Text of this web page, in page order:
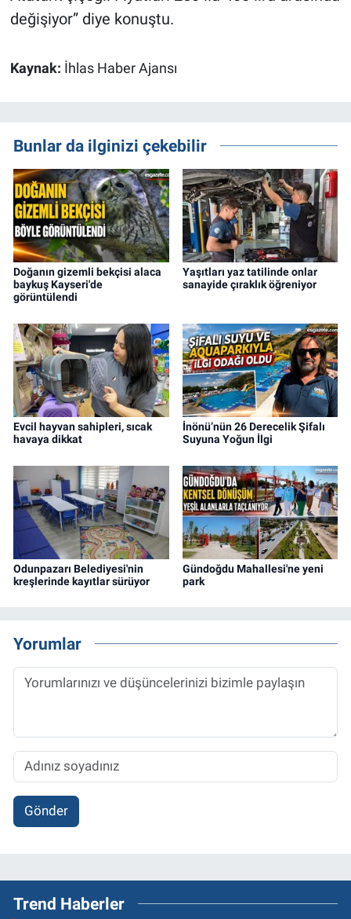
değişiyor” diye konuştu.
Kaynak: İhlas Haber Ajansı
Bunlar da ilginizi çekebilir
Doğanın gizemli bekçisi alaca
baykuş Kayseri'de
görüntülendi
Yaşıtları yaz tatilinde onlar
sanayide çıraklık öğreniyor
Evcil hayvan sahipleri, sıcak
havaya dikkat
İnönü’nün 26 Derecelik Şifalı
Suyuna Yoğun İlgi
Odunpazarı Belediyesi'nin
kreşlerinde kayıtlar sürüyor
Gündoğdu Mahallesi'ne yeni
park
Yorumlar
Gönder
Trend Haberler